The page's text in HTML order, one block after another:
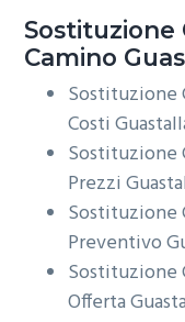
Sostituzione
Camino
Sostituzione
Costi
Sostituzione
Prezzi
Sostituzione
Preventivo
Sostituzione
Offerta